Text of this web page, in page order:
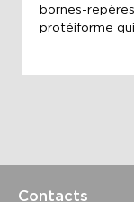
bornes-
protéiforme qui
Contacts